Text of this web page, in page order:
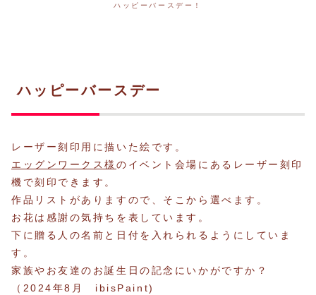
ハッピーバースデー！
ハッピーバースデー
レーザー刻印用に描いた絵です。
エッグンワークス様のイベント会場にあるレーザー刻印
機で刻印できます。
作品リストがありますので、そこから選べます。
お花は感謝の気持ちを表しています。
下に贈る人の名前と日付を入れられるようにしていま
す。
家族やお友達のお誕生日の記念にいかがですか？
（2024年8月 ibisPaint)